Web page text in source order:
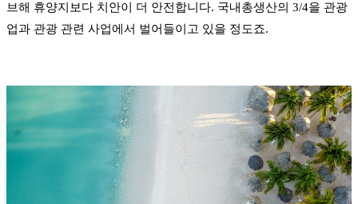
브해 휴양지보다 치안이 더 안전합니다. 국내총생산의 3/4을 관광
업과 관광 관련 사업에서 벌어들이고 있을 정도죠.